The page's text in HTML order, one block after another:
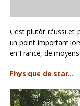
C’est plutôt réussi et
un point important
en France, de
Physique de star…